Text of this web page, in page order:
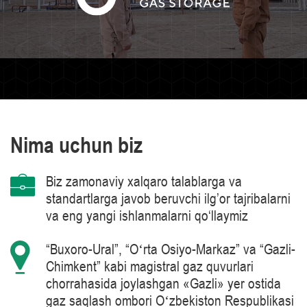
Nima uchun biz
Biz zamonaviy xalqaro talablarga va
standartlarga javob beruvchi ilg’or tajribalarni
va eng yangi ishlanmalarni qo‘llaymiz
“Buxoro-Ural”, “Oʻrta Osiyo-Markaz” va “Gazli-
Chimkent” kabi magistral gaz quvurlari
chorrahasida joylashgan «Gazli» yer ostida
gaz saqlash ombori Oʻzbekiston Respublikasi